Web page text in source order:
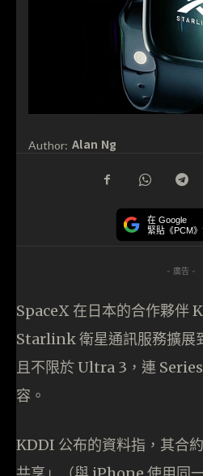
Author: Alan Ng
在 Google
緊貼《PCM
- 廣告 -
SpaceX 在日本的合作夥伴
Starlink 衛星通訊服務擴展
且不限於 Ultra 3，連 Series
容。
KDDI 公布的資料指，其合